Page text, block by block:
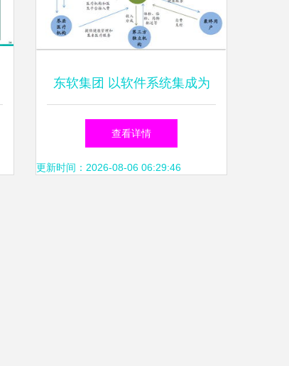
东软集团 以软件系统集成为
基石，医疗信息化引领未来增
长
查看详情
更新时间：2026-08-06 06:29:46